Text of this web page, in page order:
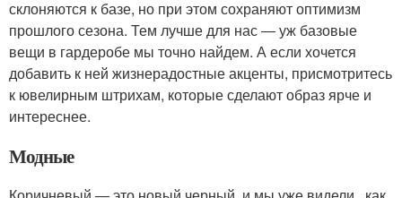
склоняются к базе, но при этом сохраняют оптимизм
прошлого сезона. Тем лучше для нас ― уж базовые
вещи в гардеробе мы точно найдем. А если хочется
добавить к ней жизнерадостные акценты, присмотритесь
к ювелирным штрихам, которые сделают образ ярче и
интереснее.
Модные